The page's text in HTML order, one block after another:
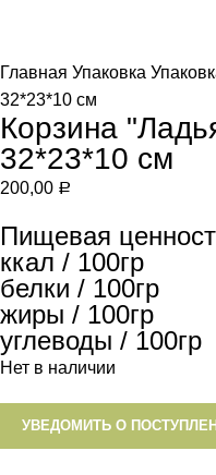
Главная Упаковка
32*23*10 см
Корзина
32*23*10 см
200,00 Р
Пищевая
ккал / 100гр
белки / 100гр
жиры / 100гр
углеводы / 100гр
Нет в наличии
УВЕДОМИТЬ О